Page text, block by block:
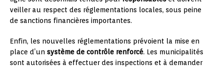
veiller au respect des réglementations locales, sous peine
de sanctions financières importantes.
Enfin, les nouvelles réglementations prévoient la mise en
place d’un système de contrôle renforcé. Les municipalités
sont autorisées à effectuer des inspections et à demander